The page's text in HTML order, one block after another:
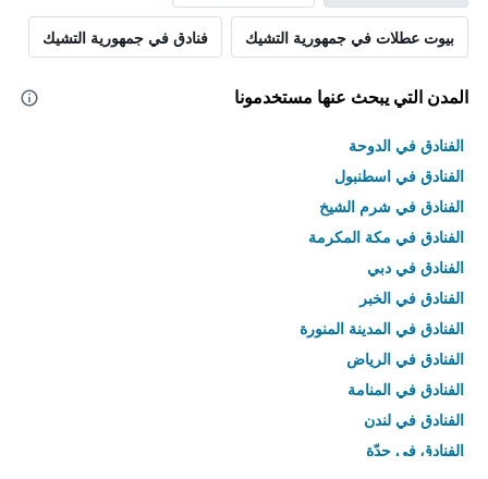
بيوت عطلات في جمهورية التشيك فنادق في جمهورية التشيك
المدن التي يبحث عنها مستخدمونا
الفنادق في الدوحة
الفنادق في اسطنبول
الفنادق في شرم الشيخ
الفنادق في مكة المكرمة
الفنادق في دبي
الفنادق في الخبر
الفنادق في المدينة المنورة
الفنادق في الرياض
الفنادق في المنامة
الفنادق في لندن
الفنادق في جدّة